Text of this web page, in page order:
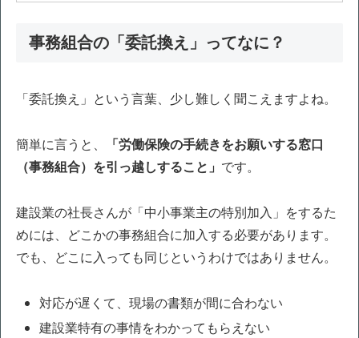
事務組合の「委託換え」ってなに？
「委託換え」という言葉、少し難しく聞こえますよね。
簡単に言うと、
「労働保険の手続きをお願いする窓口
（事務組合）を引っ越しすること」 です。
建設業の社長さんが「中小事業主の特別加入」をするた
めには、どこかの事務組合に加入する必要があります。
でも、どこに入っても同じというわけではありません。
対応が遅くて、現場の書類が間に合わない
建設業特有の事情をわかってもらえない